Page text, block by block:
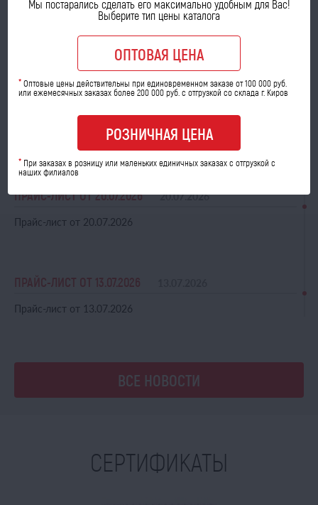
ПРАЙС-ЛИСТ ОТ 03.08.2026 03.08.2026
ПРАЙС-ЛИСТ ОТ 27.07.2026
Прайс-лист от 27.07.2026
ПРАЙС-ЛИСТ ОТ 20.07.2026 20.07.2026
Прайс-лист от 20.07.2026
ПРАЙС-ЛИСТ ОТ 13.07.2026
Прайс-лист от 13.07.2026
ВСЕ НОВОСТИ
СЕРТИФИКАТЫ
Мы постарались сделать его максимально удобным для Вас!
Выберите тип цены каталога
ОПТОВАЯ ЦЕНА
*Оптовые цены действительны при единовременном заказе от 100 000 руб.
или ежемесячных заказах более 200 000 руб. с отгрузкой со склада г. Киров
РОЗНИЧНАЯ ЦЕНА
* При заказах в розницу или маленьких единичных заказах с отгрузкой с
наших филиалов